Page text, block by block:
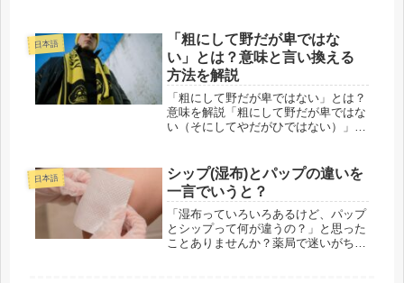
記事では、日常生活で間違えがちな
「早い」と「速い」の違いが直感的に
わか...
日本語
「粗にして野だが卑ではな
い」とは？意味と言い換える
方法を解説
「粗にして野だが卑ではない」とは？
意味を解説「粗にして野だが卑ではな
い（そにしてやだがひではない）」と
る高潔さを称えるこの言葉には、どの
ような意味と背景があるのでしょう
か。...
日本語
シップ(湿布)とパップの違いを
一言でいうと？
「湿布っていろいろあるけど、パップ
とシップって何が違うの？」と思った
ことありませんか？薬局で迷いがちな